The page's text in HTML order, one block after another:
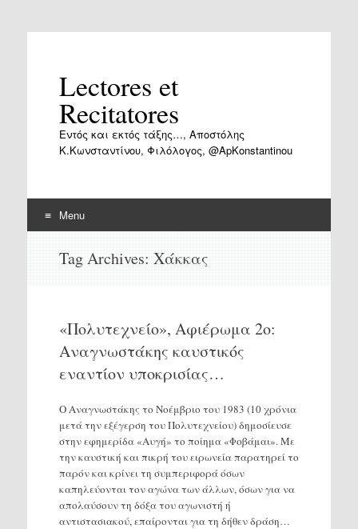
Lectores et
Recitatores
Εντός και εκτός τάξης…, Αποστόλης
Κ.Κωνσταντίνου, Φιλόλογος, @ApKonstantinou
Menu
Tag Archives: Χάκκας
«Πολυτεχνείο», Αφιέρωμα 2ο:
Αναγνωστάκης καυστικός
εναντίον υποκρισίας…
Ο Αναγνωστάκης το Νοέμβριο του 1983 (10 χρόνια
μετά την εξέγερση του Πολυτεχνείου) δημοσίευσε
στην εφημερίδα «Αυγή» το ποίημα «Φοβάμαι». Με
την καυστική και πικρή του ειρωνεία παρατηρεί το
παρόν και κρίνει τη συμπεριφορά όσων
καπηλεύονται τον αγώνα των άλλων, όσων για να
απολαύσουν τη δόξα του αγωνιστή ή
αντιστασιακού, επαίρονται για τη δήθεν δράση…